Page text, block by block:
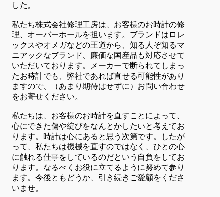
した。
私たち株式会社修理工房は、お客様のお時計の修
理、オーバーホールを担います。ブランドはロレ
ックスやオメガなどの王道から、知る人ぞ知るマ
ニアックなブランド、廉価な国産品も対応させて
いただいております。メーカーで断られてしまっ
たお時計でも、弊社であれば直せる可能性があり
ますので、（あまり期待はせずに）お問い合わせ
をお寄せください。
私たちは、お客様のお時計を直すことによって、
心にできた傷や綻びをなんとかしたいと考えてお
ります。時計は心にあると思う次第です。したが
って、私たちは機械を直すのではなく、ひとの心
に触れる仕事をしているのだという自負をしてお
ります。なるべくお役に立てるように努めて参り
ます。今後ともどうか、引き続きご愛顧をくださ
いませ。